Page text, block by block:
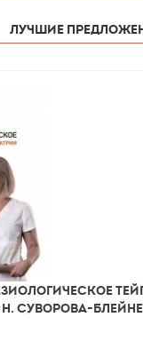
Лучшие
Суворова-